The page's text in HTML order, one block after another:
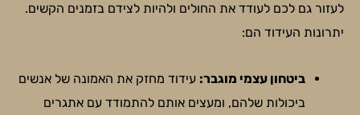
לעזור גם לכם לעודד את החולים ולהיות לצידם בזמנים הקשים.
יתרונות העידוד הם:
ביטחון עצמי מוגבר: עידוד מחזק את האמונה של אנשים
ביכולות שלהם, ומעצים אותם להתמודד עם אתגרים